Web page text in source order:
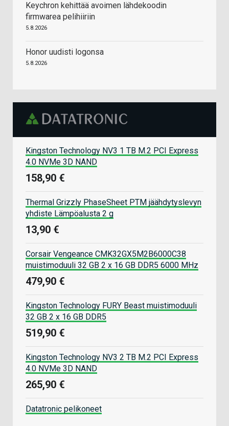
Keychron kehittää avoimen lähdekoodin
firmwarea pelihiiriin
5.8.2026
Honor uudisti logonsa
5.8.2026
Kingston Technology NV3 1 TB M.2 PCI Express
4.0 NVMe 3D NAND
158,90 €
Thermal Grizzly PhaseSheet PTM jäähdytyslevyn
yhdiste Lämpöalusta 2 g
13,90 €
Corsair Vengeance CMK32GX5M2B6000C38
muistimoduuli 32 GB 2 x 16 GB DDR5 6000 MHz
479,90 €
Kingston Technology FURY Beast muistimoduuli
32 GB 2 x 16 GB DDR5
519,90 €
Kingston Technology NV3 2 TB M.2 PCI Express
4.0 NVMe 3D NAND
265,90 €
Datatronic pelikoneet